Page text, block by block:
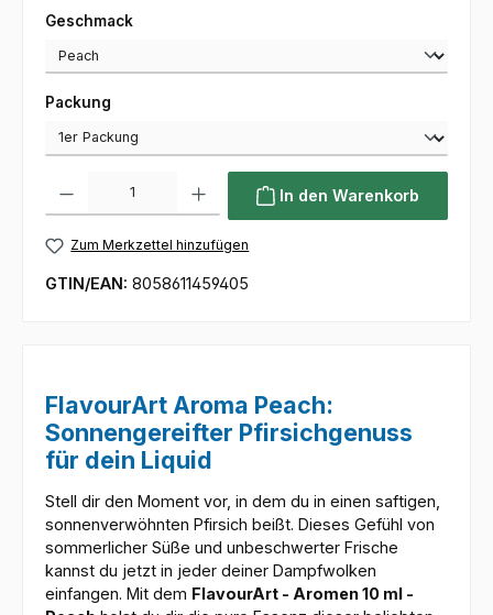
Geschmackauswählen
Packung
In den Warenkorb
Zum Merkzettel hinzufügen
GTIN/EAN: 8058611459405
FlavourArt Aroma Peach:
Sonnengereifter Pfirsichgenuss
für dein Liquid
Stell dir den Moment vor, in dem du in einen saftigen,
sonnenverwöhnten Pfirsich beißt. Dieses Gefühl von
sommerlicher Süße und unbeschwerter Frische
kannst du jetzt in jeder deiner Dampfwolken
einfangen. Mit dem FlavourArt - Aromen 10 ml -